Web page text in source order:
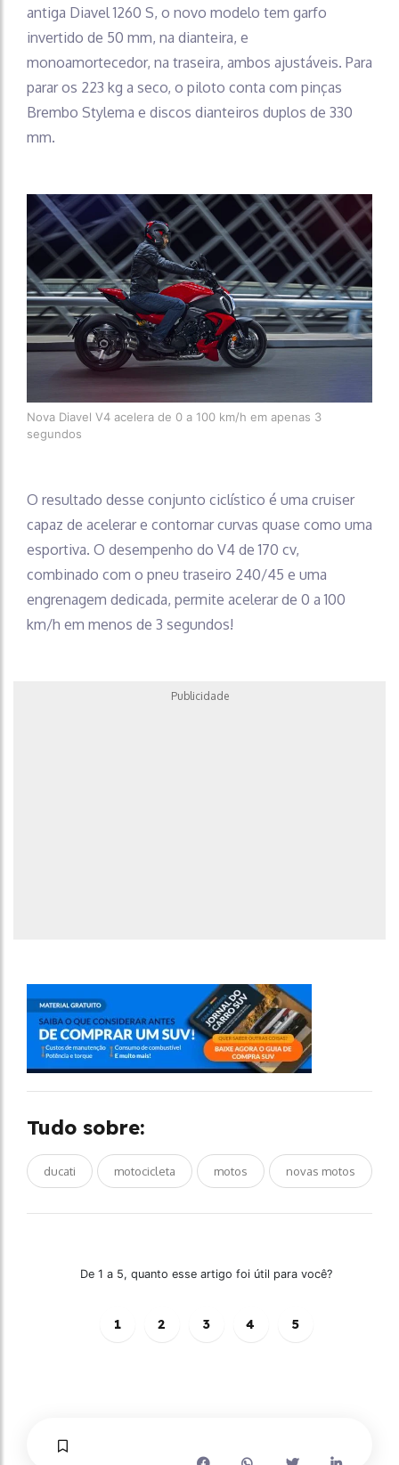
antiga Diavel 1260 S, o novo modelo tem garfo
invertido de 50 mm, na dianteira, e
monoamortecedor, na traseira, ambos ajustáveis. Para
parar os 223 kg a seco, o piloto conta com pinças
Brembo Stylema e discos dianteiros duplos de 330
mm.
Nova Diavel V4 acelera de 0 a 100 km/h em apenas 3
segundos
O resultado desse conjunto ciclístico é uma cruiser
capaz de acelerar e contornar curvas quase como uma
esportiva. O desempenho do V4 de 170 cv,
combinado com o pneu traseiro 240/45 e uma
engrenagem dedicada, permite acelerar de 0 a 100
km/h em menos de 3 segundos!
Publicidade
Tudo sobre:
ducati motocicleta motos novas motos
De 1 a 5, quanto esse artigo foi útil para você?
1 2 3 4 5